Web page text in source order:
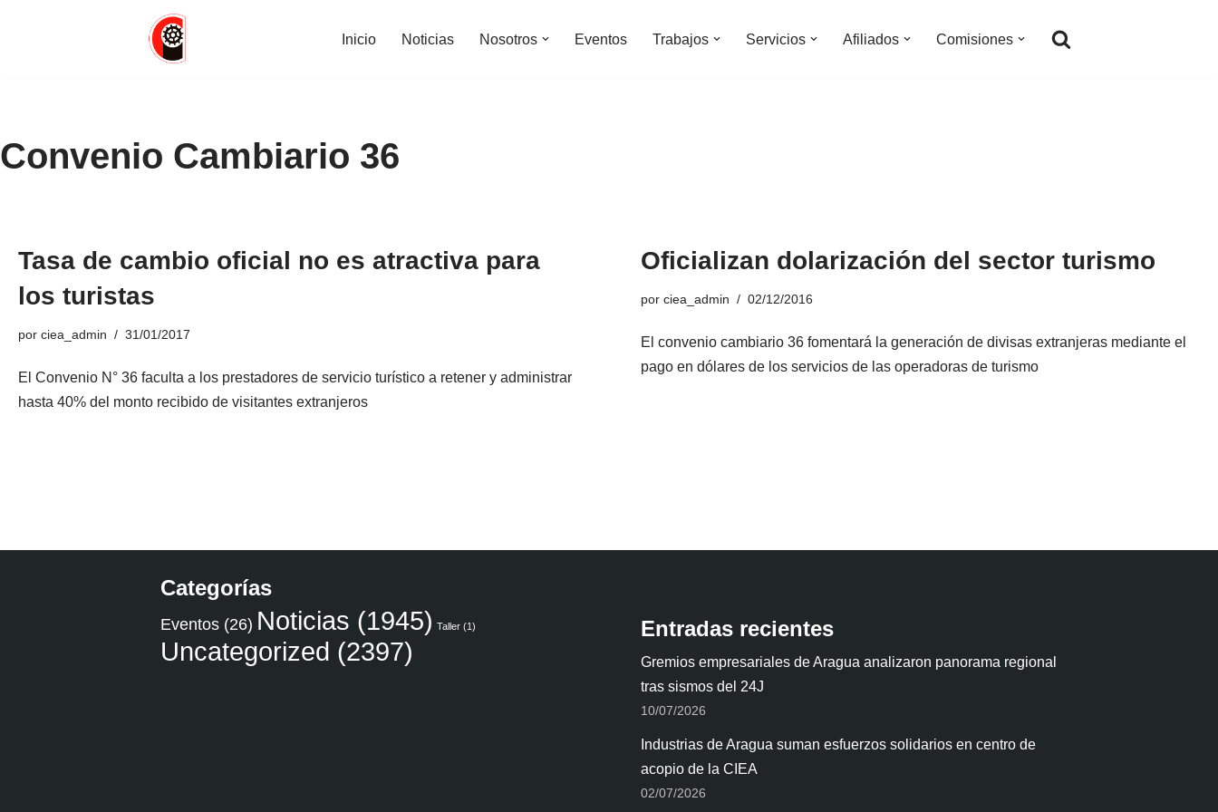
Inicio Noticias Nosotros Eventos Trabajos Servicios Afiliados Comisiones
Convenio Cambiario 36
Tasa de cambio oficial no es atractiva para
los turistas
por ciea_admin 31/01/2017
El Convenio N° 36 faculta a los prestadores de servicio turístico a retener y administrar
hasta 40% del monto recibido de visitantes extranjeros
Oficializan dolarización del sector turismo
por ciea_admin 02/12/2016
El convenio cambiario 36 fomentará la generación de divisas extranjeras mediante el
pago en dólares de los servicios de las operadoras de turismo
Categorías
Eventos (26) Noticias (1945) Taller (1)
Uncategorized (2397)
Entradas recientes
Gremios empresariales de Aragua analizaron panorama regional
tras sismos del 24J
10/07/2026
Industrias de Aragua suman esfuerzos solidarios en centro de
acopio de la CIEA
02/07/2026